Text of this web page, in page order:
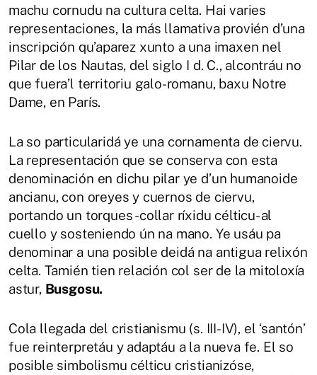
machu cornudu na cultura celta. Hai varies
representaciones, la más llamativa provién d’una
inscripción qu’aparez xunto a una imaxen nel
Pilar de los Nautas, del siglo I d. C., alcontráu no
que fuera’l territoriu galo-romanu, baxu Notre
Dame, en París.
La so particularidá ye una cornamenta de ciervu.
La representación que se conserva con esta
denominación en dichu pilar ye d’un humanoide
ancianu, con oreyes y cuernos de ciervu,
portando un torques -collar ríxidu célticu- al
cuello y sosteniendo ún na mano. Ye usáu pa
denominar a una posible deidá na antigua relixón
celta. Tamién tien relación col ser de la mitoloxía
astur, Busgosu.
Cola llegada del cristianismu (s. III-IV), el ‘santón’
fue reinterpretáu y adaptáu a la nueva fe. El so
posible simbolismu célticu cristianizóse,